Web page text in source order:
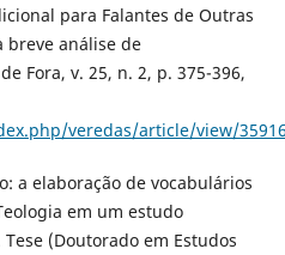
para Falantes de Outras
breve análise de
Fora, v. 25, n. 2, p. 375-396,
veredas/article/view/
a elaboração de vocabulários
em um estudo
(Doutorado em Estudos